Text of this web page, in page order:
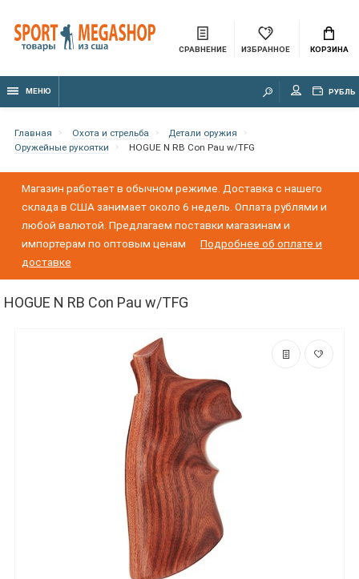
СРАВНЕНИЕ ИЗБРАННОЕ КОРЗИНА
МЕНЮ РУБЛЬ
Главная Охота и стрельба
Детали оружия
Оружейные рукоятки
HOGUE N RB Con Pau w/TFG
Магазин работает в обычном режиме. Доставка с нашего
склада в США занимает около 6 недель. Оплата рублями и
любой валютой. Предлагаем поставки магазинам и
импортерам по оптовым ценам
Подробнее об оплате и
доставке
HOGUE N RB Con Pau w/TFG